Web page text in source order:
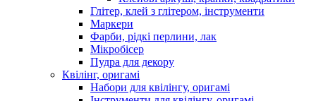
Глітер, клей з глітером, інструменти
Маркери
Фарби, рідкі перлини, лак
Мікробісер
Пудра для декору
Квілінг, оригамі
Набори для квілінгу, оригамі